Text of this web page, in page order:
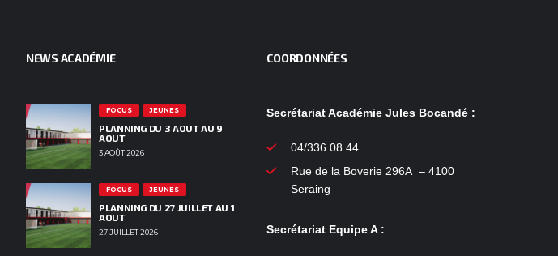
NEWS ACADÉMIE
FOCUS JEUNES
PLANNING DU 3 AOUT AU 9
AOUT
3 AOÛT 2026
FOCUS JEUNES
PLANNING DU 27 JUILLET AU 1
AOUT
27 JUILLET 2026
COORDONNÉES
Secrétariat Académie Jules Bocandé :
04/336.08.44
Rue de la Boverie 296A – 4100
Seraing
Secrétariat Equipe A :